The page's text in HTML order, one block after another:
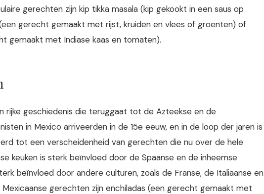
gerechten zijn kip tikka masala (kip gekookt in een saus op
gerecht gemaakt met rijst, kruiden en vlees of groenten) of
gemaakt met Indiase kaas en tomaten).
rijke geschiedenis die teruggaat tot de Azteekse en de
in Mexico arriveerden in de 15e eeuw, en in de loop der jaren is
tot een verscheidenheid van gerechten die nu over de hele
keuken is sterk beïnvloed door de Spaanse en de inheemse
beïnvloed door andere culturen, zoals de Franse, de Italiaanse en
Mexicaanse gerechten zijn enchiladas (een gerecht gemaakt met